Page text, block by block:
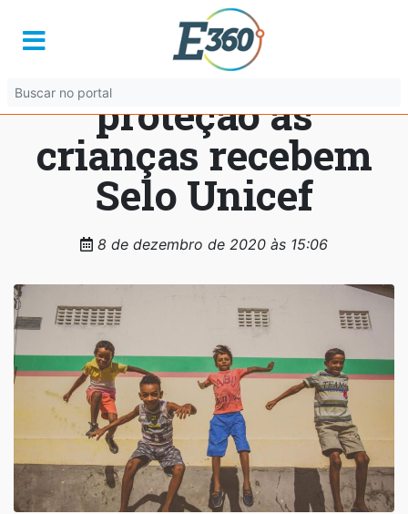
Cidades que se
destacaram na
proteção às
crianças recebem
Selo Unicef
8 de dezembro de 2020 às 15:06